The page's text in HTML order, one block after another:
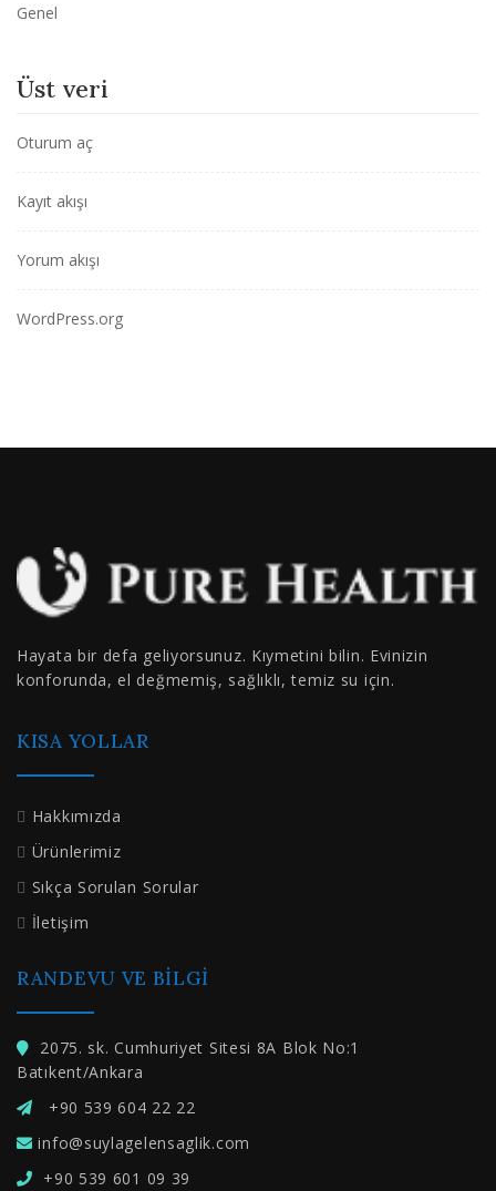
Genel
Üst veri
Oturum aç
Kayıt akışı
Yorum akışı
WordPress.org
Hayata bir defa geliyorsunuz. Kıymetini bilin. Evinizin
konforunda, el değmemiş, sağlıklı, temiz su için.
KISA YOLLAR
Hakkımızda
Ürünlerimiz
Sıkça Sorulan Sorular
İletişim
RANDEVU VE BILGI
2075. sk. Cumhuriyet Sitesi 8A Blok No:1
Batıkent/Ankara
+90 539 604 22 22
info@suylagelensaglik.com
+90 539 601 09 39